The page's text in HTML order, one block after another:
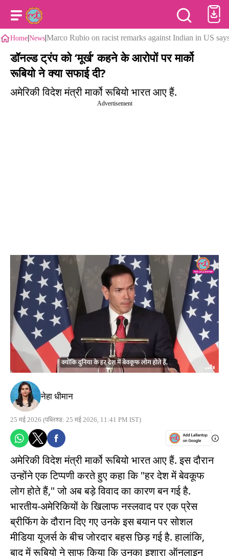
Home|News|Marco Rubio on racist remarks against Indian in US
डॉनल्ड ट्रंप को ‘मूर्ख’ कहने के आरोपों पर मार्को
रूबियो ने क्या सफाई दी?
अमेरिकी विदेश मंत्री मार्को रूबियो भारत आए हैं.
Advertisement
नेहा धीमान
25 मई 2026 (पब्लिश्ड: 25 मई 2026, 11:41 PM IST)
अमेरिकी विदेश मंत्री मार्को रूबियो भारत आए हैं. इस दौरान
उन्होंने एक टिप्पणी करते हुए कहा कि "हर देश में बेवकूफ
लोग होते हैं," जो अब बड़े विवाद का कारण बन गई है.
भारतीय-अमेरिकियों के खिलाफ नस्लवाद पर एक प्रेस
ब्रीफिंग के दौरान दिए गए उनके इस बयान पर सोशल
मीडिया यूजर्स के बीच जोरदार बहस छिड़ गई है. हालांकि,
बाद में रूबियो ने साफ किया कि उनका इशारा ऑनलाइन